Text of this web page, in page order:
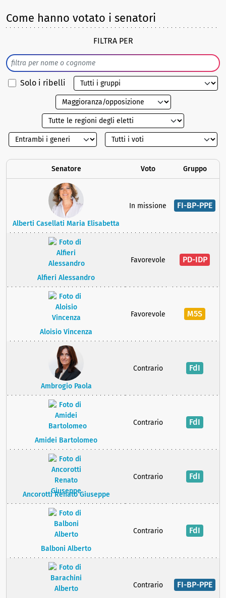
Come hanno votato i senatori
FILTRA PER
Solo i ribelli
Senatore Voto Gruppo
Alberti Casellati Maria Elisabetta
In missione FI-BP-PPE
Alfieri Alessandro
Favorevole PD-IDP
Aloisio Vincenza
Favorevole M5S
Ambrogio Paola
Contrario FdI
Amidei Bartolomeo
Contrario FdI
Ancorotti Renato Giuseppe
Contrario FdI
Balboni Alberto
Contrario FdI
Contrario FI-BP-PPE